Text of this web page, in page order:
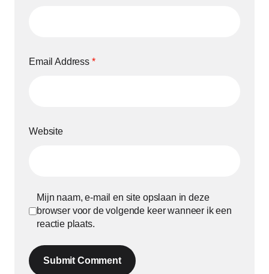
Email Address *
Website
Mijn naam, e-mail en site opslaan in deze
browser voor de volgende keer wanneer ik een
reactie plaats.
Submit Comment